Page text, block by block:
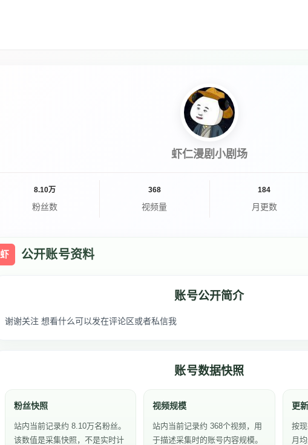
虾仁漫剧小剧场
8.10万
粉丝数
368
视频量
184
月更数
虾 公开账号资料
账号公开简介
谢谢关注 想看什么可以发在评论区或者私信我
账号数据快照
粉丝快照
站内当前记录约 8.10万名粉丝。
该数值是采集快照，不是实时计
视频规模
站内当前记录约 368个视频，用
于描述采集时的账号内容规模。
更
按
月